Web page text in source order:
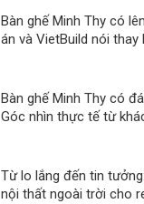
Bàn ghế Minh Thy có
án và VietBuild nói
Bàn ghế Minh Thy có
Góc nhìn thực tế từ
Từ lo lắng đến tin
nội thất ngoài trời cho